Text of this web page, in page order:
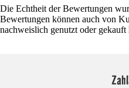
Die Echtheit der Bewertungen
Bewertungen können auch von
nachweislich genutzt oder gekauft